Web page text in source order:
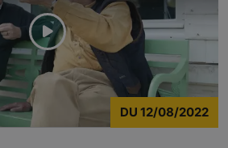
DU 12/08/2022